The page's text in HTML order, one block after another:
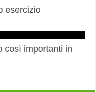
esercizio
così importanti in